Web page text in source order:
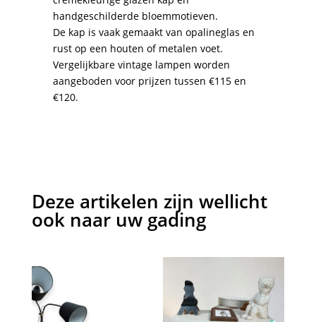
handgeschilderde bloemmotieven.
De kap is vaak gemaakt van opalineglas en
rust op een houten of metalen voet.
Vergelijkbare vintage lampen worden
aangeboden voor prijzen tussen €115 en
€120.
Deze artikelen zijn wellicht
ook naar uw gading